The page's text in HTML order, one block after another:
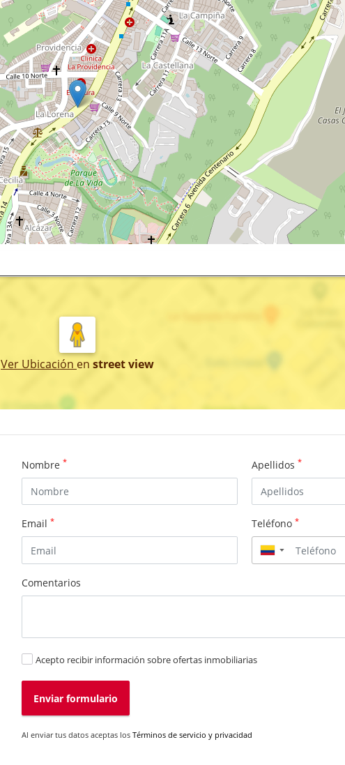
Ver Ubicación en street view
Nombre * Apellidos *
Email * Teléfono *
▼
Comentarios
Acepto recibir información sobre ofertas inmobiliarias
Enviar formulario
Al enviar tus datos aceptas los Términos de servicio y privacidad